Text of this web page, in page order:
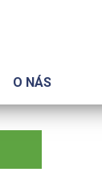
O NÁS